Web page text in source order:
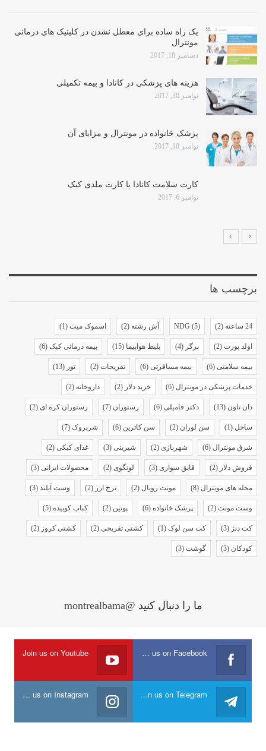
یک راه ساده برای معطل نشدن در کلینیک های درمانی
مونترال
دسامبر 18, 2017
هزینه های پزشکی در کانادا و بیمه تکمیلی
نوامبر 30, 2017
پزشک خانواده در مونترال و مزایای آن
نوامبر 18, 2017
کارت سلامت کانادا یا کارت ملدی کبک
نوامبر 6, 2017
برچسب ها
24 ساعته (2)
NDG (5) آش رشته (2) اسموک میت (1)
اولد پورت (2) برگر (4) بلیط هواپیما (15) بیمه درمانی کبک (6)
بیمه سلامتی (6) بیمه مسافرتی (6) تفریحات (2) تور (13)
خدمات پزشکی در مونترال (6) خرید دلار (2) داروخانه (2)
دان تاون (13) دکتر فامیلی (6) رستوران (7) رستوران کره ای (2)
ساحل (1) سن لوران (2) سن کاترین (6) شربروک (7)
شرق مونترال (6) شهربازی (2) شیرینی (3) غذای کبکی (2)
فروش دلار (2) قایق سواری (3) لونگوی (2) محصولات ایرانی (3)
محله های مونترال (8) مونت رویال (2) نرخ ارز (2) وست آیلند (3)
وست مونت (2) پزشک خانواده (6) پوتین (2) کباب کوبیده (5)
کت دنژ (3) کت سن لوک (1) کشتی تفریحی (2) کشتی کروز (2)
کودکان (3) گوشت (3)
ما را دنبال کنید @montrealbama
Join us on Facebook
Join us on Youtube
Join us on Telegram
Join us on Instagram